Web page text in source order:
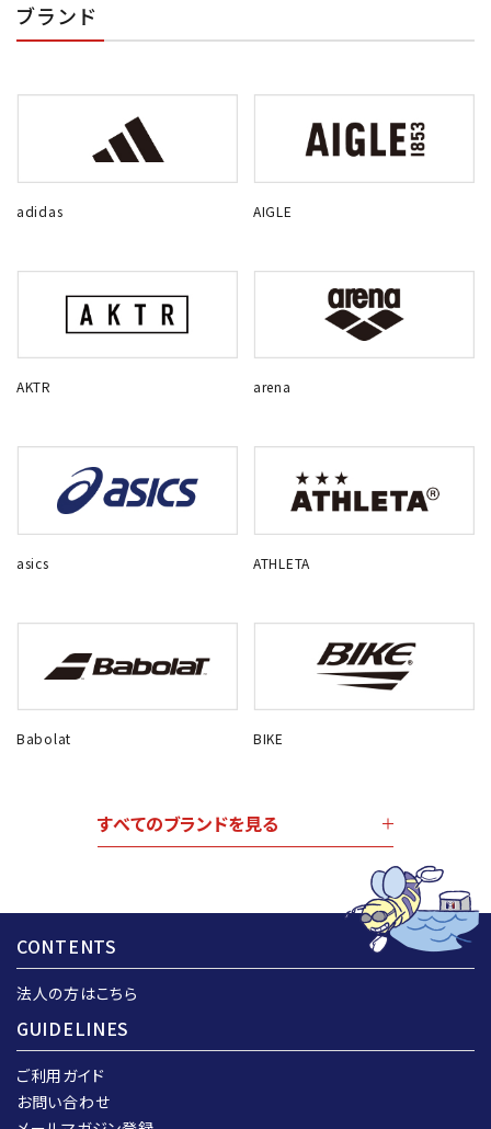
ブランド
adidas AIGLE
AKTR arena
asics ATHLETA
Babolat BIKE
すべてのブランドを見る
CONTENTS
法人の方はこちら
GUIDELINES
ご利用ガイド
お問い合わせ